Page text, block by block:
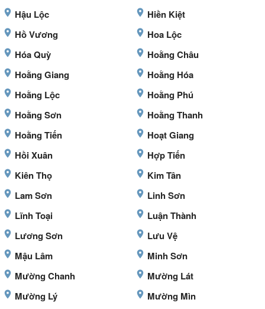
Hậu Lộc
Hiền Kiệt
Hồ Vương
Hoa Lộc
Hóa Quỳ
Hoằng Châu
Hoằng Giang
Hoằng Hóa
Hoằng Lộc
Hoằng Phú
Hoằng Sơn
Hoằng Thanh
Hoằng Tiến
Hoạt Giang
Hồi Xuân
Hợp Tiến
Kiên Thọ
Kim Tân
Lam Sơn
Linh Sơn
Lĩnh Toại
Luận Thành
Lương Sơn
Lưu Vệ
Mậu Lâm
Minh Sơn
Mường Chanh
Mường Lát
Mường Lý
Mường Mìn